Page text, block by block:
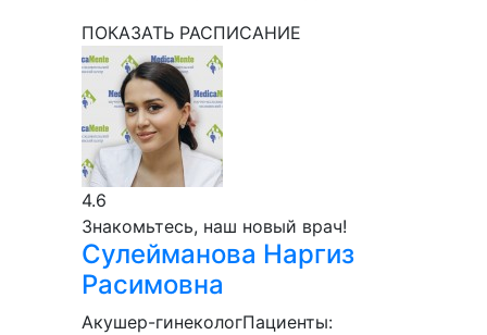
ПОКАЗАТЬ РАСПИСАНИЕ
4.6
Знакомьтесь, наш новый врач!
Сулейманова Наргиз
Расимовна
Акушер-гинекологПациенты: